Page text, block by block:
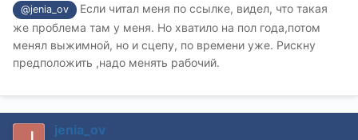
@jenia_ov
Если читал меня по ссылке, видел, что такая
же проблема там у меня. Но хватило на пол года,потом
менял выжимной, но и сцепу, по времени уже. Рискну
предположить ,надо менять рабочий.
jenia_ov